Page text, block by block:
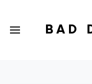
BAD